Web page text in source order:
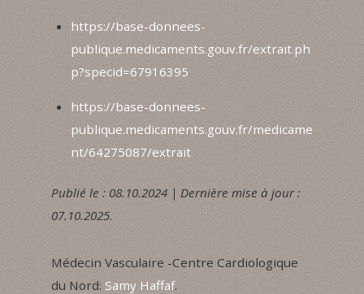
https://base-donnees-
publique.medicaments.gouv.fr/extrait.ph
p?specid=67916395
https://base-donnees-
publique.medicaments.gouv.fr/medicame
nt/64275087/extrait
Publié le : 08.10.2024 | Dernière mise à jour :
07.10.2025.
Médecin Vasculaire -Centre Cardiologique
du Nord: Samy Haffaf.